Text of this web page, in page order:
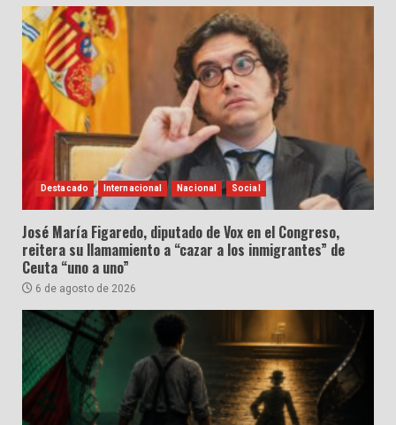
Destacado Internacional Nacional Social
José María Figaredo, diputado de Vox en el Congreso,
reitera su llamamiento a “cazar a los inmigrantes” de
Ceuta “uno a uno”
6 de agosto de 2026